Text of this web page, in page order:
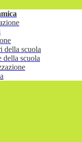
della scuola
della scuola